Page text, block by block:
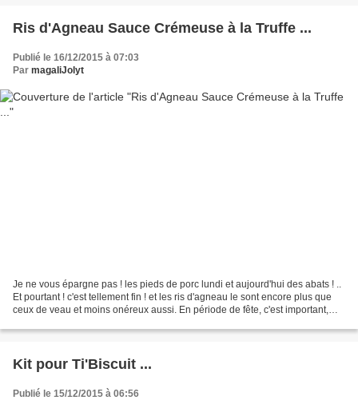
Ris d'Agneau Sauce Crémeuse à la Truffe ...
Publié le 16/12/2015 à 07:03
Par magaliJolyt
Je ne vous épargne pas ! les pieds de porc lundi et aujourd'hui des abats ! ..
Et pourtant ! c'est tellement fin ! et les ris d'agneau le sont encore plus que
ceux de veau et moins onéreux aussi. En période de fête, c'est important,
Kit pour Ti'Biscuit ...
Publié le 15/12/2015 à 06:56